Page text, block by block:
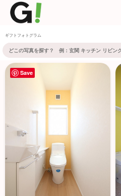
ギフトフォトグラム
Save